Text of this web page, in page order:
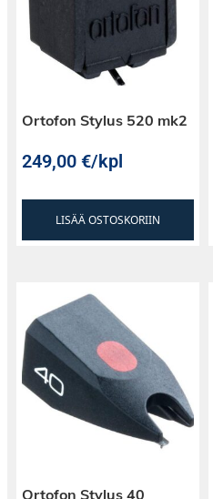
Ortofon Stylus 520 mk2
249,00€/kpl
LISÄÄ OSTOSKORIIN
Ortofon Stylus 40